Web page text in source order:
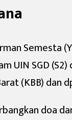
Semesta
UIN SGD
(KBB) dan
doa